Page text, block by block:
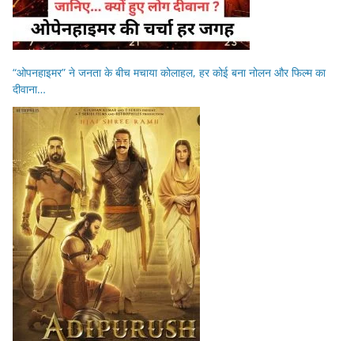
“ओपनहाइमर” ने जनता के बीच मचाया कोलाहल, हर कोई बना नोलन और फिल्म का
दीवाना…